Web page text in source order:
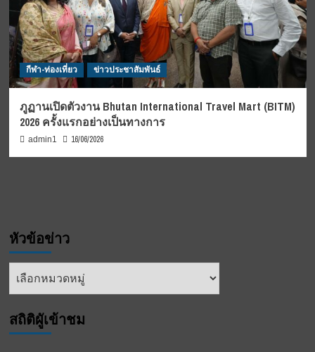
กีฬา-ท่องเที่ยว ข่าวประชาสัมพันธ์
ภูฏานเปิดตัวงาน Bhutan International Travel Mart (BITM)
2026 ครั้งแรกอย่างเป็นทางการ
admin1 16/06/2026
หัวข้อข่าว
หัวข้อ
สถิติผูัเข้าชม